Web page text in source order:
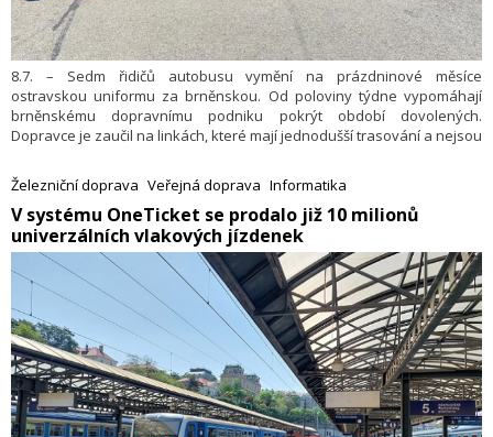
8.7. – Sedm řidičů autobusu vymění na prázdninové měsíce
ostravskou uniformu za brněnskou. Od poloviny týdne vypomáhají
brněnskému dopravnímu podniku pokrýt období dovolených.
Dopravce je zaučil na linkách, které mají jednodušší trasování a nejsou
Železniční doprava Veřejná doprava Informatika
​V systému OneTicket se prodalo již 10 milionů
univerzálních vlakových jízdenek